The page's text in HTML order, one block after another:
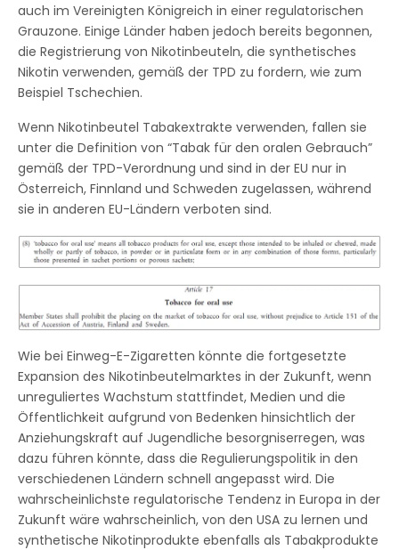
auch im Vereinigten Königreich in einer regulatorischen
Grauzone. Einige Länder haben jedoch bereits begonnen,
die Registrierung von Nikotinbeuteln, die synthetisches
Nikotin verwenden, gemäß der TPD zu fordern, wie zum
Beispiel Tschechien.
Wenn Nikotinbeutel Tabakextrakte verwenden, fallen sie
unter die Definition von “Tabak für den oralen Gebrauch”
gemäß der TPD-Verordnung und sind in der EU nur in
Österreich, Finnland und Schweden zugelassen, während
sie in anderen EU-Ländern verboten sind.
Wie bei Einweg-E-Zigaretten könnte die fortgesetzte
Expansion des Nikotinbeutelmarktes in der Zukunft, wenn
unreguliertes Wachstum stattfindet, Medien und die
Öffentlichkeit aufgrund von Bedenken hinsichtlich der
Anziehungskraft auf Jugendliche besorgniserregen, was
dazu führen könnte, dass die Regulierungspolitik in den
verschiedenen Ländern schnell angepasst wird. Die
wahrscheinlichste regulatorische Tendenz in Europa in der
Zukunft wäre wahrscheinlich, von den USA zu lernen und
synthetische Nikotinprodukte ebenfalls als Tabakprodukte